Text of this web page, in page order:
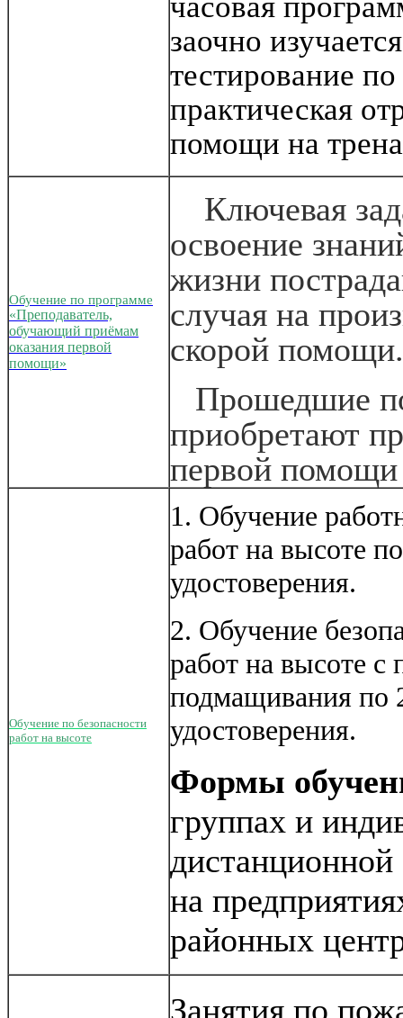
заочно
тестирование
практическая
помощи на
Обучение по программе
«Преподаватель,
обучающий приёмам
оказания первой
помощи»
Ключевая
освоение
жизни
случая на
скорой помощи.
Прошедшие
приобретают
первой помощи
Обучение по безопасности
работ на высоте
1. Обучение
работ на высоте
удостоверения.
2. Обучение
работ на высоте с
подмащивания по
удостоверения.
Формы
группах и
на
районных
Занятия по